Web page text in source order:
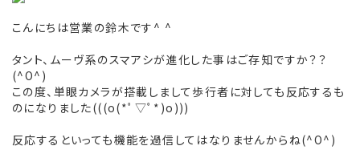
こんにちは営業の鈴木です^ ^
タント、ムーヴ系のスマアシが進化した事はご存知ですか？？
(^O^)
この度、単眼カメラが搭載しまして歩行者に対しても反応するも
のになりました(((o(*ﾟ▽ﾟ*)o)))
反応するといっても機能を過信してはなりませんからね(^O^)